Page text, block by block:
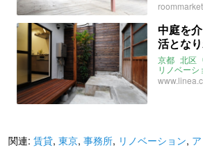
シェアアト
サテライト
ルームマー
中庭を
活とな
京都 北区
リノベーシ
職住近接
関連: 賃貸, 東京, 事務所, リノベーション,